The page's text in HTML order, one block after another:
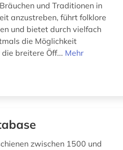
und Traditionen in
anzustreben, führt folklore
und bietet durch vielfach
die Möglichkeit
breitere Öff... Mehr
zwischen 1500 und